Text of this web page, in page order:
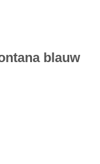
blauw